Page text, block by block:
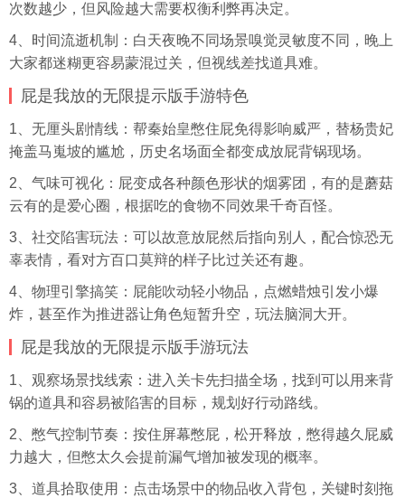
次数越少，但风险越大需要权衡利弊再决定。
4、时间流逝机制：白天夜晚不同场景嗅觉灵敏度不同，晚上
大家都迷糊更容易蒙混过关，但视线差找道具难。
屁是我放的无限提示版手游特色
1、无厘头剧情线：帮秦始皇憋住屁免得影响威严，替杨贵妃
掩盖马嵬坡的尴尬，历史名场面全都变成放屁背锅现场。
2、气味可视化：屁变成各种颜色形状的烟雾团，有的是蘑菇
云有的是爱心圈，根据吃的食物不同效果千奇百怪。
3、社交陷害玩法：可以故意放屁然后指向别人，配合惊恐无
辜表情，看对方百口莫辩的样子比过关还有趣。
4、物理引擎搞笑：屁能吹动轻小物品，点燃蜡烛引发小爆
炸，甚至作为推进器让角色短暂升空，玩法脑洞大开。
屁是我放的无限提示版手游玩法
1、观察场景找线索：进入关卡先扫描全场，找到可以用来背
锅的道具和容易被陷害的目标，规划好行动路线。
2、憋气控制节奏：按住屏幕憋屁，松开释放，憋得越久屁威
力越大，但憋太久会提前漏气增加被发现的概率。
3、道具拾取使用：点击场景中的物品收入背包，关键时刻拖